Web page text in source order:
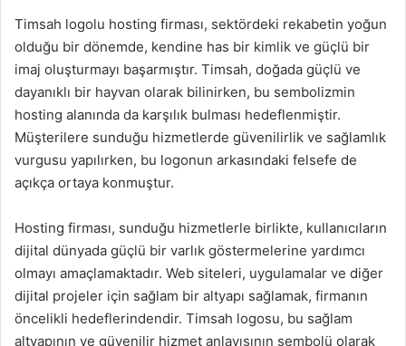
Timsah logolu hosting firması, sektördeki rekabetin yoğun
olduğu bir dönemde, kendine has bir kimlik ve güçlü bir
imaj oluşturmayı başarmıştır. Timsah, doğada güçlü ve
dayanıklı bir hayvan olarak bilinirken, bu sembolizmin
hosting alanında da karşılık bulması hedeflenmiştir.
Müşterilere sunduğu hizmetlerde güvenilirlik ve sağlamlık
vurgusu yapılırken, bu logonun arkasındaki felsefe de
açıkça ortaya konmuştur.
Hosting firması, sunduğu hizmetlerle birlikte, kullanıcıların
dijital dünyada güçlü bir varlık göstermelerine yardımcı
olmayı amaçlamaktadır. Web siteleri, uygulamalar ve diğer
dijital projeler için sağlam bir altyapı sağlamak, firmanın
öncelikli hedeflerindendir. Timsah logosu, bu sağlam
altyapının ve güvenilir hizmet anlayışının sembolü olarak